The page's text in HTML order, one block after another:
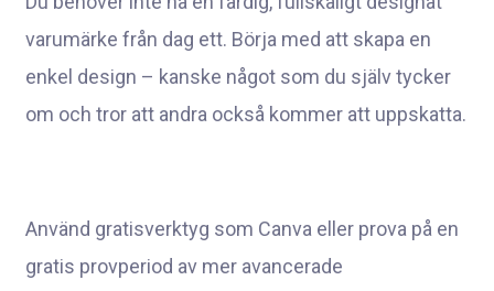
varumärke från dag ett. Börja med att skapa en
enkel design – kanske något som du själv tycker
om och tror att andra också kommer att uppskatta.
Använd gratisverktyg som Canva eller prova på en
gratis provperiod av mer avancerade